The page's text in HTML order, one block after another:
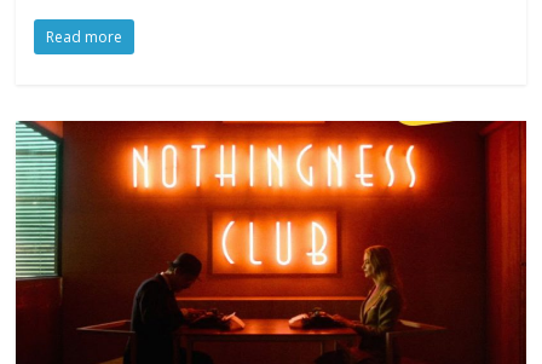
Read more